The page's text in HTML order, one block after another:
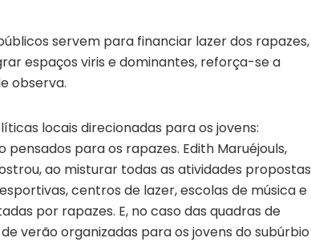
servem para financiar lazer dos rapazes,
espaços viris e dominantes, reforça-se a
observa.
locais direcionadas para os jovens:
para os rapazes. Edith Maruéjouls,
ao misturar todas as atividades propostas
centros de lazer, escolas de música e
por rapazes. E, no caso das quadras de
verão organizadas para os jovens do subúrbio